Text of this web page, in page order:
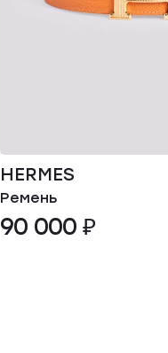
HERMES
Ремень
90 000 ₽